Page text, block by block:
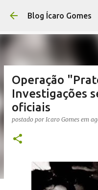
Pular para
Blog Ícaro Gomes
Operação
Investigações
oficiais
postado por Icaro Gomes em